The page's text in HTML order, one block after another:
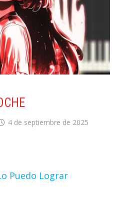
4 de septiembre de 2025